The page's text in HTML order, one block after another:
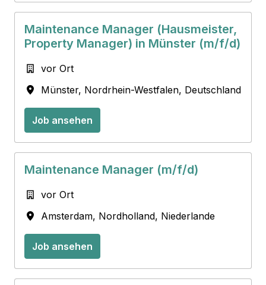
Maintenance Manager (Hausmeister,
Property Manager) in Münster (m/f/d)
vor Ort
Münster, Nordrhein-Westfalen, Deutschland
Job ansehen
Maintenance Manager (m/f/d)
vor Ort
Amsterdam, Nordholland, Niederlande
Job ansehen